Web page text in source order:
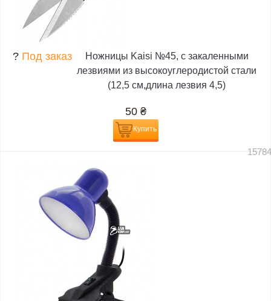
? Под заказ
Ножницы Kaisi №45, с закаленными
лезвиями из высокоуглеродистой стали
(12,5 см,длина лезвия 4,5)
50 ₴
Купить